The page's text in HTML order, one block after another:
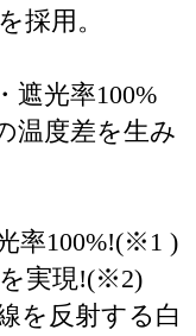
採用。
遮光率100%
温度差を生み
率100%!(※1 )
実現!(※2)
を反射する白